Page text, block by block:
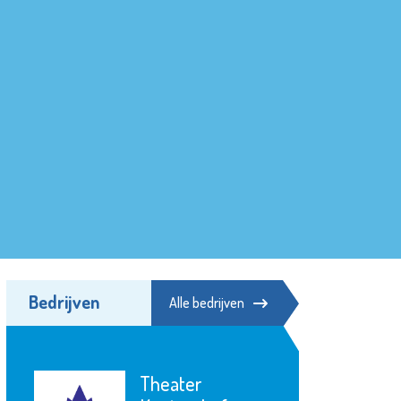
Bedrijven Alle bedrijven
Theater